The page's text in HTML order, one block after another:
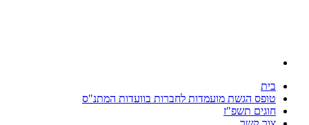
הגשת מועמדות לחברות בוועדות המתנ"ס
תשפ"ז